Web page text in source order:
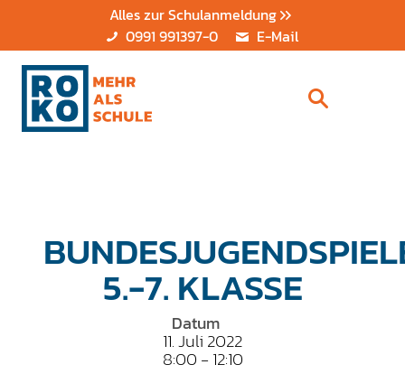
Alles zur Schulanmeldung
0991 991397-0
E-Mail
5.-7. KLASSE
Datum
11. Juli 2022
8:00 - 12:10